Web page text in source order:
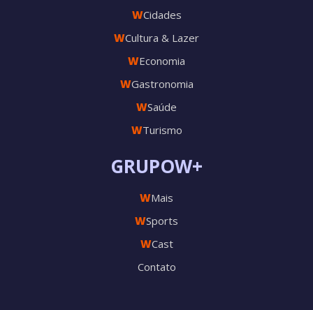
GRUPOW+
WMais
WSports
WCast
Contato
WCidades
WCultura & Lazer
WEconomia
WGastronomia
WSaúde
WTurismo